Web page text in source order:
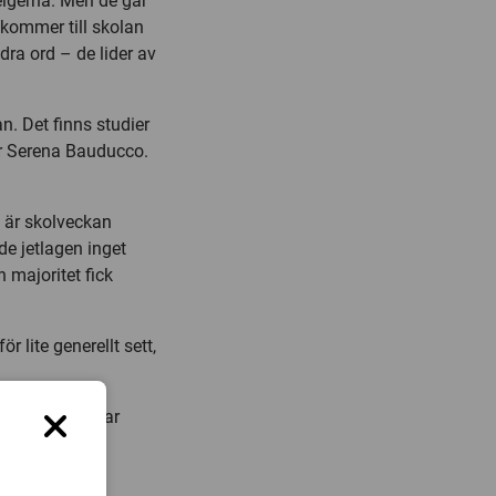
till skolan
ord – de lider av
Det finns studier
Bauducco.
skolveckan
jetlagen inget
majoritet fick
lite generellt sett,
och det tar
del i